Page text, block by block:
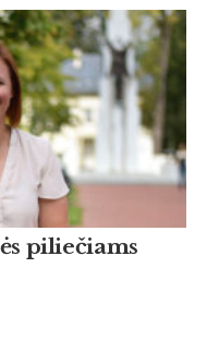
piliečiams